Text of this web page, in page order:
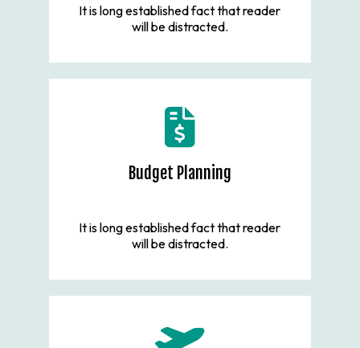
It is long established fact that reader
will be distracted.
Budget Planning
It is long established fact that reader
will be distracted.